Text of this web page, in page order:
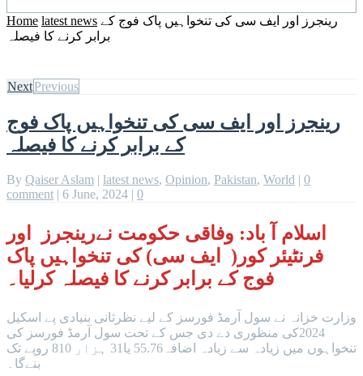
Home latest news رینجرز اور ایف سی کی تنخواہیں پاک فوج کے
برابر کرنے کا فیصلہ
NextPrevious
رینجرز اور ایف سی کی تنخواہیں پاک فوج
کے برابر کرنے کا فیصلہ
By Qaiser Aslam | latest news, Opinion, Pakistan, World | 0
comment | 6 June, 2024 | 0
اسلام آ باد: وفاقی حکومت نےرینجرز اور
فرنٹیئر کور( ایف سی) کی تنخواہیں پاک
فوج کے برابر کرنے کا فیصلہ کرلیا۔
وزارت خزانہ نے سول آرمڈ فورسز کے لیے نظرثانی بنیادی پے اسکیل
2024کی منظوری دے دی جس کے تحت سول آرمڈ فورسز کی
تنخواہوں میں زیادہ سے زیادہ اضافہ55.76 یا31 ہزار 810 روپے تک
بنےگا۔